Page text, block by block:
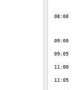
08:00
09:00
09:05
11:00
11:05